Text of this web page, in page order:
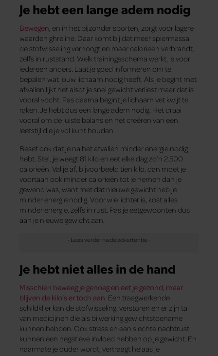
Je hebt een lange adem nodig
Bewegen, en in het bijzonder sporten, zorgt voor lagere
waarden ghreline. Daar komt bij dat meer spiermassa
de stofwisseling verhoogt en meer calorieën verbrandt,
zelfs in ruststand. Welk trainingsschema werkt, is voor
iedereen anders. Laat je goed informeren om te
bepalen wat jouw lichaam nodig heeft. Als je begint met
afvallen lijkt het alsof je snel gewicht verliest maar dat is
vooral vocht. Pas daarna begint je lichaam vet kwijt te
raken. Je hebt dus een lange adem nodig. Het draai
vooral om de juiste balans en het creëren van een
leefstijl die je vol kunt houden.
Besef ook dat je na het afvallen minder energie nodig
hebt. Stel, je weegt 81 kilo en eet elke dag zo’n 2.500
calorieën. Val je af, bijvoorbeeld tien kilo, dan moet je
voortaan ook minder calorieën tot je nemen dan je
gewend was, want met dat nieuwe gewicht heb je
minder energie nodig. Voor wie lichter is, kost alles
minder energie, zelfs in rust. Pas je eetgewoonten dus
aan je nieuwe gewicht aan.
Je hebt niet alles in de hand
Misschien beweeg je genoeg en eet je gezond, maar
blijven de kilo’s er toch aan. Een traagwerkende
schildklier kan de stofwisseling. verstoren en er zijn tal
van medicijnen die als bijwerking gewichtstoename
kunnen hebben. Ook stress en een slechte nachtrust
kunnen een negatieve invloed hebben op je gewicht. En
naarmate je ouder wordt, vertraagt helaas je